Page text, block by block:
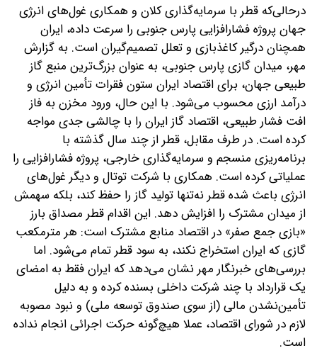
در‌حالی‌که قطر با سرمایه‌گذاری کلان و همکاری غول‌های انرژی
جهان پروژه فشارافزایی پارس جنوبی را سرعت داده، ایران
همچنان درگیر کاغذبازی و تعلل تصمیم‌گیران است. به گزارش
مهر، میدان گازی پارس جنوبی، به ‌عنوان بزرگ‌ترین منبع گاز
طبیعی جهان، برای اقتصاد ایران ستون فقرات تأمین انرژی و
درآمد ارزی محسوب می‌شود. با این حال، ورود مخزن به فاز
افت فشار طبیعی، اقتصاد گاز ایران را با چالشی جدی مواجه
کرده است. در طرف مقابل، قطر از چند سال گذشته با
برنامه‌ریزی منسجم و سرمایه‌گذاری خارجی، پروژه فشارافزایی را
عملیاتی کرده است. همکاری با شرکت توتال و دیگر غول‌های
انرژی باعث شده قطر نه‌تنها تولید گاز را حفظ کند، بلکه سهمش
از میدان مشترک را افزایش دهد. این اقدام قطر مصداق بارز
«بازی جمع صفر» در اقتصاد منابع مشترک است: هر مترمکعب
گازی که ایران استخراج نکند، به سود قطر تمام می‌شود. اما
بررسی‌های خبرنگار مهر نشان می‌دهد که ایران فقط به امضای
یک قرارداد با چند شرکت داخلی بسنده کرده و به دلیل
تأمین‌نشدن مالی (از سوی صندوق توسعه ملی) و نبود مصوبه
لازم در شورای اقتصاد، عملا هیچ‌گونه حرکت اجرائی انجام نداده
است.